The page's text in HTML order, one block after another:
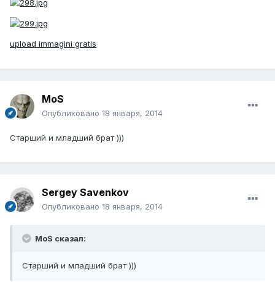
upload immagini gratis
MoS
Опубликовано 18 января, 2014
Старший и младший брат )))
Sergey Savenkov
Опубликовано 18 января, 2014
MoS сказал:
Старший и младший брат )))